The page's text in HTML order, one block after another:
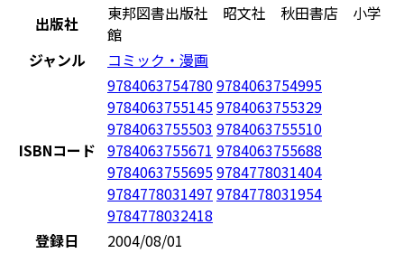
出版社
東邦図書出版社 昭文社 秋田書店 小学
館
ジャンル
コミック・漫画
ISBNコード
97840637547809784063754995
97840637551459784063755329
9784063755503 9784063755510
9784063755671 9784063755688
97840637556959784778031404
9784778031497 9784778031954
9784778032418
登録日
2004/08/01